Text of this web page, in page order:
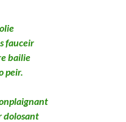
fauceir
bailie
peir.
dolosant